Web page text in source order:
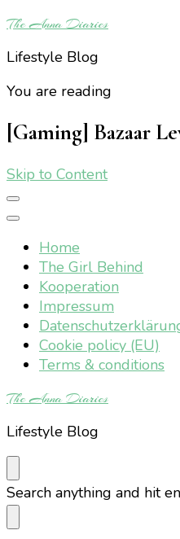
The Anna Diaries
Lifestyle Blog
You are reading
[Gaming] Bazaar
Skip to Content
Home
The Girl Behind
Kooperation
Impressum
Cookie policy (EU)
Terms & conditions
The Anna Diaries
Lifestyle Blog
Looking
for
Something?
Search anything and hit